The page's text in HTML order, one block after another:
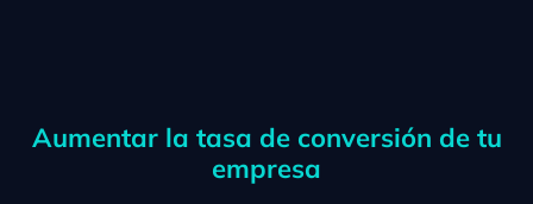
Aumentar la tasa de conversión de tu
empresa